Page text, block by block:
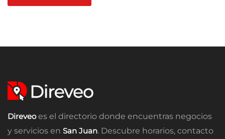
Direveoes el directorio donde encuentras negocios
y servicios en San Juan. Descubre horarios, contacto